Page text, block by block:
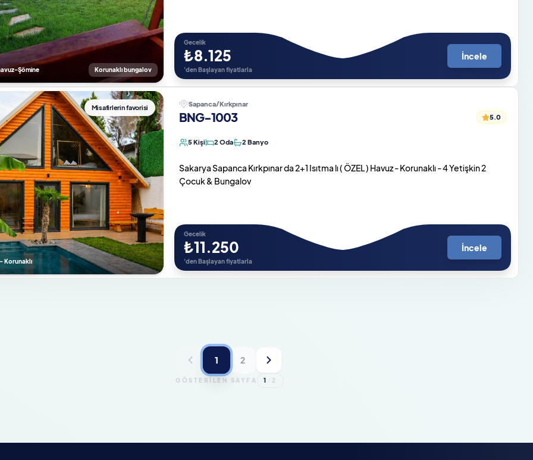
havuz-Şömine Korunaklı bungalov
Gecelik
₺8.125
'den Başlayan fiyatlarla
İncele
Misafirlerin favorisi
Korunaklı
Sapanca/Kırkpınar
BNG-1003 5.0
5 Kişi 2 Oda 2 Banyo
Sakarya Sapanca Kırkpınar da 2+1 Isıtma lı ( ÖZEL ) Havuz - Korunaklı - 4 Yetişkin 2
Çocuk & Bungalov
Gecelik
₺11.250
'den Başlayan fiyatlarla
İncele
1 2
GÖSTERİLEN SAYFA 1 2